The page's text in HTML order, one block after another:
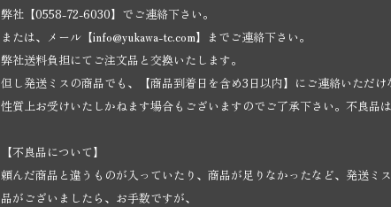
弊社【0558-72-6030】でご連絡下さい。
または、メール【info@yukawa-tc.com】までご連絡下さい。
弊社送料負担にてご注文品と交換いたします。
但し発送ミスの商品でも、【商品到着日を含め3日以内】にご連絡いただ
性質上お受けいたしかねます場合もございますのでご了承下さい。不良品
【不良品について】
頼んだ商品と違うものが入っていたり、商品が足りなかったなど、発送
品がございましたら、お手数ですが、